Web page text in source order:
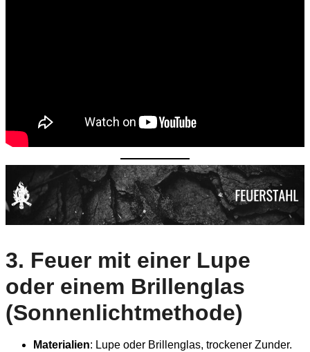
3. Feuer mit einer Lupe
oder einem Brillenglas
(Sonnenlichtmethode)
Materialien: Lupe oder Brillenglas, trockener Zunder.